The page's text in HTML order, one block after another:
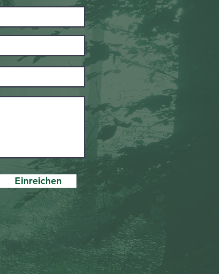
Einreichen